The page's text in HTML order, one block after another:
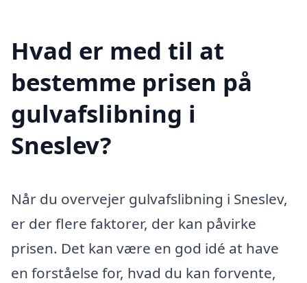
Hvad er med til at
bestemme prisen på
gulvafslibning i
Sneslev?
Når du overvejer gulvafslibning i Sneslev,
er der flere faktorer, der kan påvirke
prisen. Det kan være en god idé at have
en forståelse for, hvad du kan forvente,